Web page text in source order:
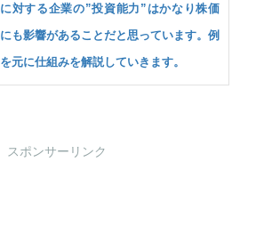
に対する企業の”投資能力”はかなり株価
にも影響があることだと思っています。例
を元に仕組みを解説していきます。
スポンサーリンク